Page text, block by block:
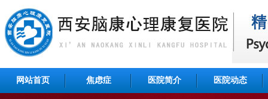
网站首页 焦虑症 医院简介 医院动态